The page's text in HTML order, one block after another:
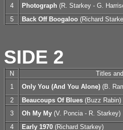
4
Photograph (R. Starkey - G.
5
Back Off Boogaloo (Richard
SIDE 2
N
Titles
1
Only You (And You Alone) (B.
2
Beaucoups Of Blues (Buzz Rabin)
3
Oh My My (V. Poncia - R. Starkey)
4
Early 1970 (Richard Starkey)